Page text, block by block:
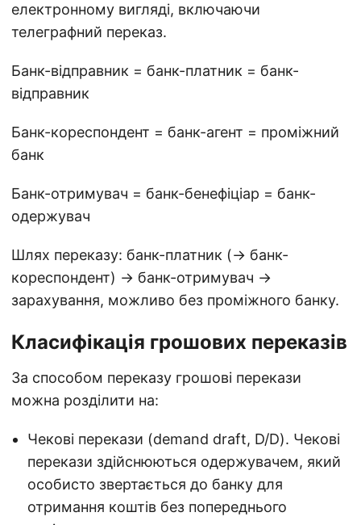
електронному вигляді, включаючи
телеграфний переказ.
Банк-відправник = банк-платник = банк-
відправник
Банк-кореспондент = банк-агент = проміжний
банк
Банк-отримувач = банк-бенефіціар = банк-
одержувач
Шлях переказу: банк-платник (→ банк-
кореспондент) → банк-отримувач →
зарахування, можливо без проміжного банку.
Класифікація грошових переказів
За способом переказу грошові перекази
можна розділити на:
Чекові перекази (demand draft, D/D). Чекові
перекази здійснюються одержувачем, який
особисто звертається до банку для
отримання коштів без попереднього